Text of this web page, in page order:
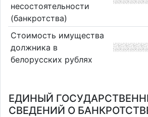
несостоятельности
(банкротства)
Стоимость имущества
должника в
белорусских рублях
ЕДИНЫЙ
СВЕДЕНИЙ О